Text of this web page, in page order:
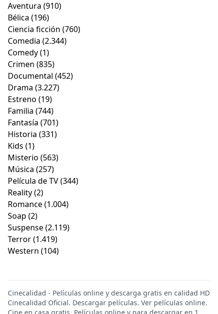
Aventura (910)
Bélica (196)
Ciencia ficción (760)
Comedia (2.344)
Comedy(1)
Crimen (835)
Documental (452)
Drama (3.227)
Estreno (19)
Familia (744)
Fantasía (701)
Historia (331)
Kids (1)
Misterio (563)
Música (257)
Película de TV(344)
Reality(2)
Romance(1.004)
Soap (2)
Suspense(2.119)
Terror(1.419)
Western (104)
Cinecalidad - Películas online y descarga gratis en calidad HD
Cinecalidad Oficial. Descargar películas. Ver películas online.